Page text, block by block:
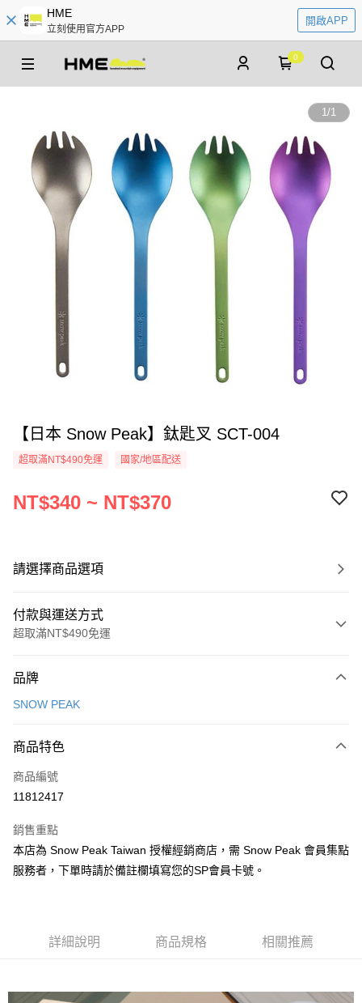
HME
立刻使用官方APP
開啟APP
0
1/1
【日本 Snow Peak】鈦匙叉 SCT-004
超取滿NT$490免運 國家/地區配送
NT$340 ~ NT$370
請選擇商品選項
付款與運送方式
超取滿NT$490免運
信用卡一次付款
3 期 0 利率 每期
合作金庫商業銀行
上海商業儲蓄銀行
臺灣中小企業銀行
匯豐（台灣）商業銀行
華泰商業銀行
聯邦商業銀行
遠東國際商業銀行
台灣樂天信用卡公司
超商取貨付款
LINE Pay
Apple Pay
ATM付款
每筆NT$60，滿NT$490(含以上)免運費
品牌
SNOW PEAK
商品特色
商品編號
11812417
銷售重點
本店為 Snow Peak Taiwan 授權經銷商店，需 Snow Peak 會員集點
服務者，下單時請於備註欄填寫您的SP會員卡號。
詳細說明 商品規格 相關推薦